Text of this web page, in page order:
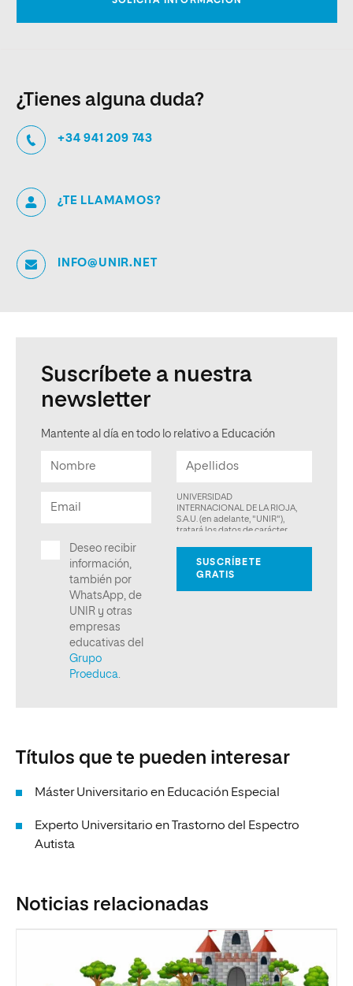
¿Tienes alguna duda?
+34 941 209 743
¿TE LLAMAMOS?
INFO@UNIR.NET
Suscríbete a nuestra
newsletter
Mantente al día en todo lo relativo a Educación
Títulos que te pueden interesar
Máster Universitario en Educación Especial
Experto Universitario en Trastorno del Espectro
Autista
Noticias relacionadas